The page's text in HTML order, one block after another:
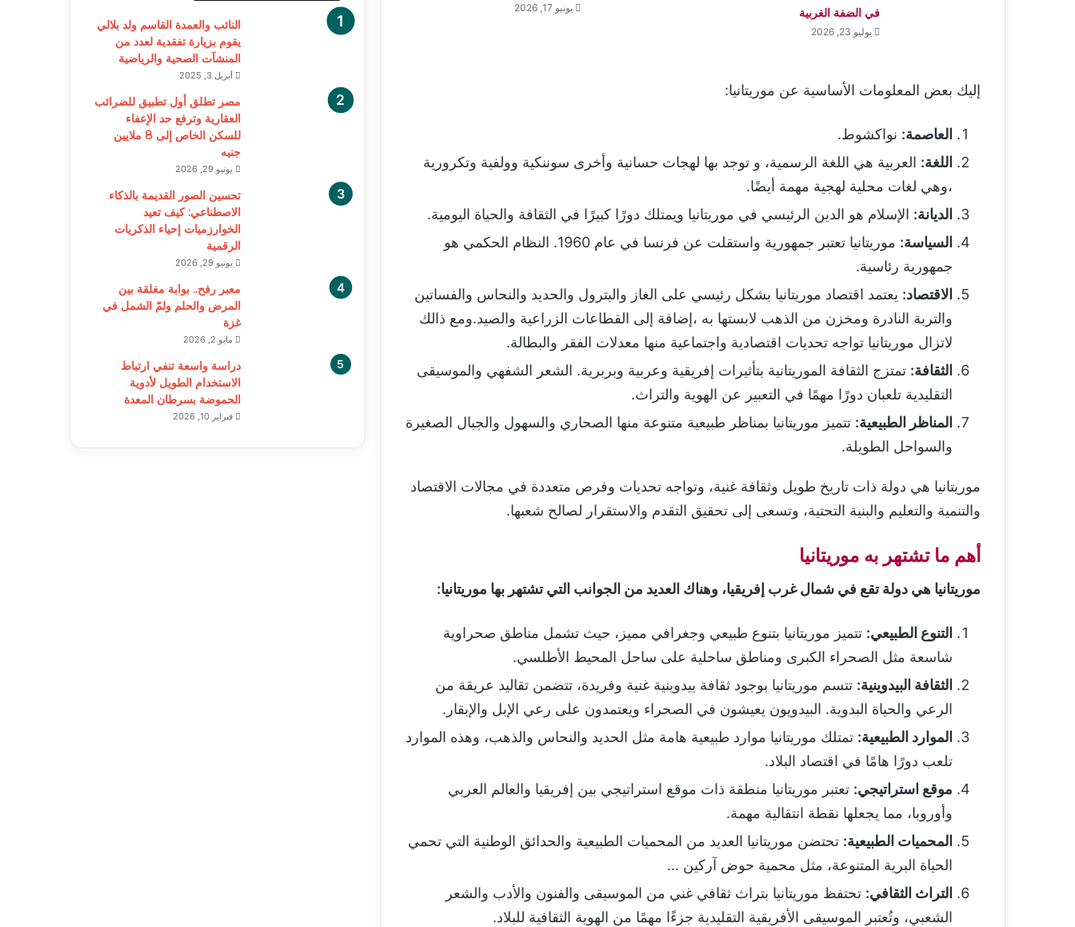
في الضفة الغربية
يوليو 23, 2026
يونيو 17, 2026
إليك بعض المعلومات الأساسية عن موريتانيا:
العاصمة: نواكشوط.
اللغة: العربية هي اللغة الرسمية، و توجد بها لهجات حسانية وأخرى سوننكية وولفية وتكرورية
،وهي لغات محلية لهجية مهمة أيضًا.
الديانة: الإسلام هو الدين الرئيسي في موريتانيا ويمتلك دورًا كبيرًا في الثقافة والحياة اليومية.
السياسة:
موريتانيا تعتبر جمهورية واستقلت عن فرنسا في عام 1960. النظام الحكمي هو
جمهورية رئاسية.
الاقتصاد: يعتمد اقتصاد موريتانيا بشكل رئيسي على الغاز والبترول والحديد والنحاس والفساتين
والتربة النادرة ومخزن من الذهب لابستها به ،إضافة إلى القطاعات الزراعية والصيد.ومع ذالك
لاتزال موريتانيا تواجه تحديات اقتصادية واجتماعية منها معدلات الفقر والبطالة.
الثقافة: تمتزج الثقافة الموريتانية بتأثيرات إفريقية وعربية وبربرية. الشعر الشفهي والموسيقى
التقليدية تلعبان دورًا مهمًا في التعبير عن الهوية والتراث.
المناظر الطبيعية: تتميز موريتانيا بمناظر طبيعية متنوعة منها الصحاري والسهول والجبال الصغيرة
والسواحل الطويلة.
موريتانيا هي دولة ذات تاريخ طويل وثقافة غنية، وتواجه تحديات وفرص متعددة في مجالات الاقتصاد
والتنمية والتعليم والبنية التحتية، وتسعى إلى تحقيق التقدم والاستقرار لصالح شعبها.
أهم ما تشتهر به موريتانيا
موريتانيا هي دولة تقع في شمال غرب إفريقيا، وهناك العديد من الجوانب التي تشتهر بها موريتانيا:
التنوع الطبيعي: تتميز موريتانيا بتنوع طبيعي وجغرافي مميز، حيث تشمل مناطق صحراوية
شاسعة مثل الصحراء الكبرى ومناطق ساحلية على ساحل المحيط الأطلسي.
الثقافة البيدوينية: تتسم موريتانيا بوجود ثقافة بيدوينية غنية وفريدة، تتضمن تقاليد عريقة من
الرعي والحياة البدوية. البيدويون يعيشون في الصحراء ويعتمدون على رعي الإبل والإبقار.
الموارد الطبيعية: تمتلك موريتانيا موارد طبيعية هامة مثل الحديد والنحاس والذهب، وهذه الموارد
تلعب دورًا هامًا في اقتصاد البلاد.
موقع استراتيجي: تعتبر موريتانيا منطقة ذات موقع استراتيجي بين إفريقيا والعالم العربي
وأوروبا، مما يجعلها نقطة انتقالية مهمة.
المحميات الطبيعية: تحتضن موريتانيا العديد من المحميات الطبيعية والحدائق الوطنية التي تحمي
الحياة البرية المتنوعة، مثل محمية حوض آركين …
التراث الثقافي: تحتفظ موريتانيا بتراث ثقافي غني من الموسيقى والفنون والأدب والشعر
الشعبي، وتُعتبر الموسيقى الأفريقية التقليدية جزءًا مهمًا من الهوية الثقافية للبلاد.
النائب والعمدة القاسم ولد بلالي
يقوم بزيارة تفقدية لعدد من
المنشآت الصحية والرياضية
أبريل 3, 2025
مصر تطلق أول تطبيق للضرائب
العقارية وترفع حد الإعفاء
للسكن الخاص إلى 8 ملايين
جنيه
يونيو 29, 2026
تحسين الصور القديمة بالذكاء
الاصطناعي: كيف تعيد
الخوارزميات إحياء الذكريات
الرقمية
يونيو 29, 2026
معبر رفح.. بوابة مغلقة بين
المرض والحلم ولمّ الشمل في
غزة
مايو 2, 2026
دراسة واسعة تنفي ارتباط
الاستخدام الطويل لأدوية
الحموضة بسرطان المعدة
فبراير 10, 2026